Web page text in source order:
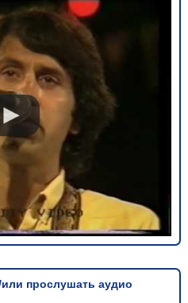
прослушать аудио